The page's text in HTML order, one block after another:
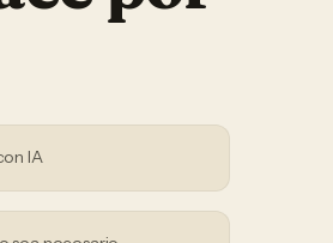
IA